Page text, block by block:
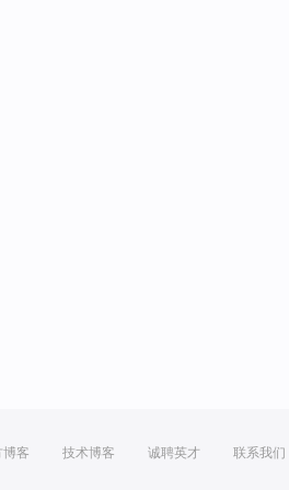
博客 技术博客 诚聘英才 联系我们